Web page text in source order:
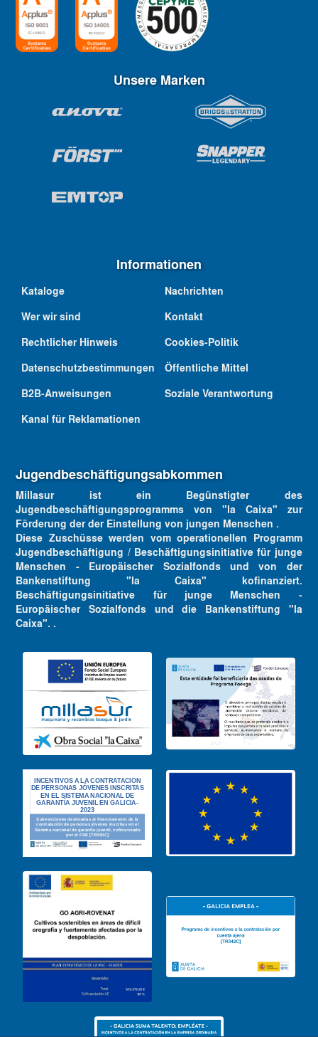
Unsere Marken
Informationen
Kataloge
Nachrichten
Wer wir sind
Kontakt
Rechtlicher Hinweis
Cookies-Politik
Datenschutzbestimmungen
Öffentliche Mittel
B2B-Anweisungen
Soziale Verantwortung
Kanal für Reklamationen
Jugendbeschäftigungsabkommen
Millasur ist ein Begünstigter des
Jugendbeschäftigungsprogramms von "la Caixa" zur
Förderung der der Einstellung von jungen Menschen .
Diese Zuschüsse werden vom operationellen Programm
Jugendbeschäftigung / Beschäftigungsinitiative für junge
Menschen - Europäischer Sozialfonds und von der
Bankenstiftung "la Caixa" kofinanziert.
Beschäftigungsinitiative für junge Menschen -
Europäischer Sozialfonds und die Bankenstiftung "la
Caixa". .